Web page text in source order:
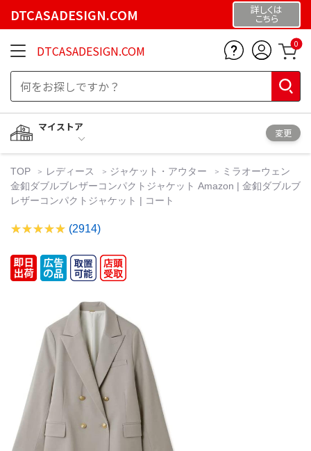
DTCASADESIGN.COM 詳しくは
こちら
DTCASADESIGN.COM 0
マイストア
変更
TOP レディース ジャケット・アウター
ミラオーウェン
金釦ダブルブレザーコンパクトジャケット Amazon | 金釦ダブルブ
レザーコンパクトジャケット | コート
(2914)